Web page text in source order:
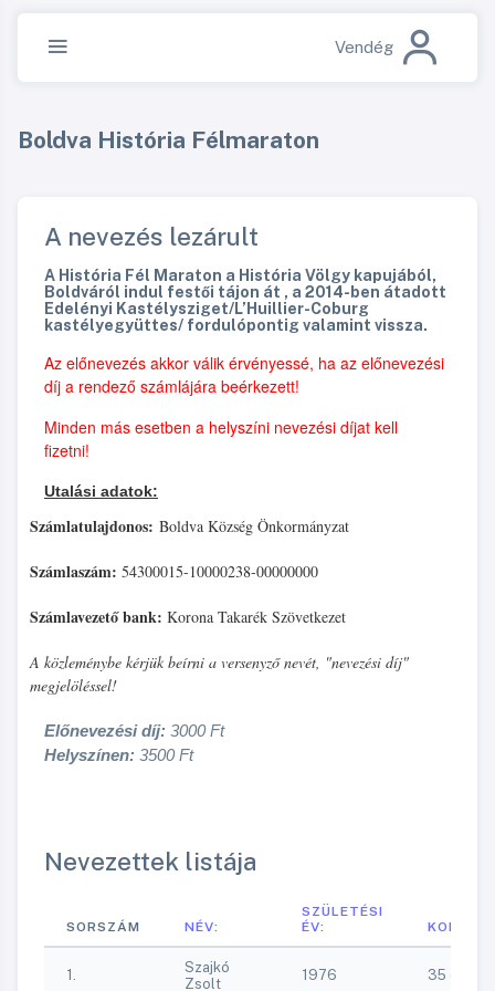
Vendég
Boldva História Félmaraton
A nevezés lezárult
A História Fél Maraton a História Völgy kapujából,
Boldváról indul festői tájon át , a 2014-ben átadott
Edelényi Kastélysziget/L’Huillier-Coburg
kastélyegyüttes/ fordulópontig valamint vissza.
Az előnevezés akkor válik érvényessé, ha az előnevezési
díj a rendező számlájára beérkezett!
Minden más esetben a helyszíni nevezési díjat kell
fizetni!
Utalási adatok:
Számlatulajdonos: Boldva Község Önkormányzat
Számlaszám: 54300015-10000238-00000000
Számlavezető bank: Korona Takarék Szövetkezet
A közleménybe kérjük beírni a versenyző nevét, "nevezési díj"
megjelöléssel!
Előnevezési díj: 3000 Ft
Helyszínen: 3500 Ft
Nevezettek listája
SORSZÁM NÉV:
SZÜLETÉSI
ÉV:
1.
Szajkó
Zsolt
1976 35 év